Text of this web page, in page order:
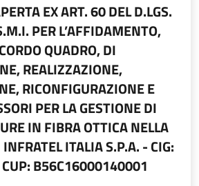
EX ART. 60 DEL D.LGS.
PER L’AFFIDAMENTO,
QUADRO, DI
REALIZZAZIONE,
RICONFIGURAZIONE E
PER LA GESTIONE DI
IN FIBRA OTTICA NELLA
ITALIA S.P.A. - CIG:
B56C16000140001